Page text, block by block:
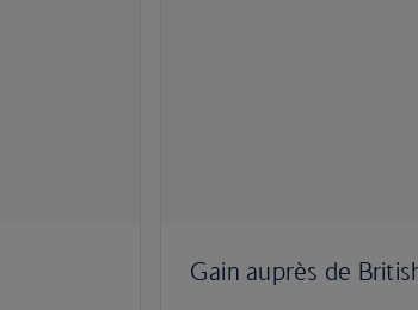
Gain auprès de